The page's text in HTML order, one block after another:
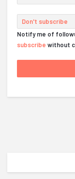
Notify me of
subscribe without